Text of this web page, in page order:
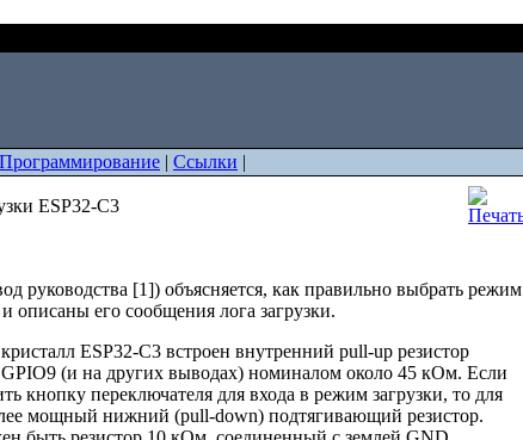
Программирование | Ссылки |
ESP32-C3
руководства [1]) объясняется, как правильно выбрать режим
описаны его сообщения лога загрузки.
ESP32-C3 встроен внутренний pull-up резистор
(и на других выводах) номиналом около 45 кОм. Если
кнопку переключателя для входа в режим загрузки, то для
мощный нижний (pull-down) подтягивающий резистор.